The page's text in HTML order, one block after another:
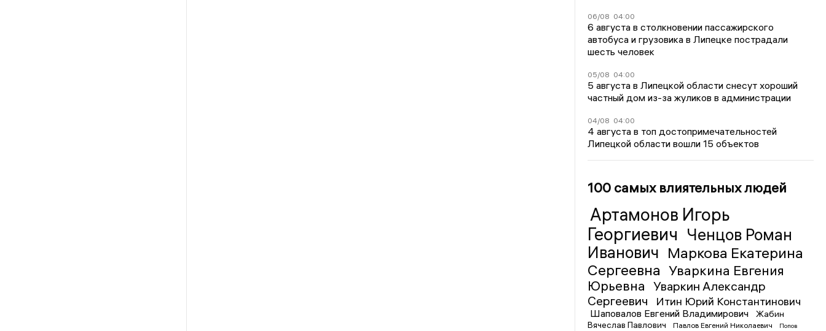
06/08 04:00
6 августа в столкновении пассажирского
автобуса и грузовика в Липецке пострадали
шесть человек
05/08 04:00
5 августа в Липецкой области снесут хороший
частный дом из-за жуликов в администрации
04/08 04:00
4 августа в топ достопримечательностей
Липецкой области вошли 15 объектов
100 самых влиятельных людей
Артамонов Игорь
Георгиевич Ченцов Роман
Иванович Маркова Екатерина
Сергеевна Уваркина Евгения
Юрьевна
Уваркин Александр
Сергеевич
Итин Юрий Константинович
Шаповалов Евгений Владимирович
Жабин
Вячеслав Павлович
Павлов Евгений Николаевич
Попов